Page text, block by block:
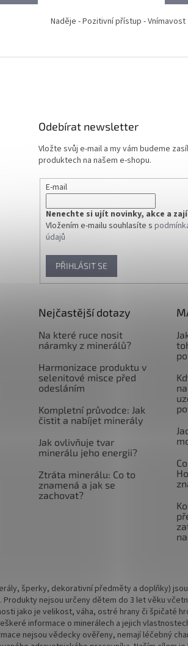
Naděje - Pozitivní přístup - Vnímavost
Odebírat newsletter
Vložte svůj e-mail a my vám budeme
produktech na našem e-shopu.
E-mail
Nenechte si ujít novinky, akce a
Vložením e-mailu souhlasíte s
údajů
PŘIHLÁSIT SE
Nejčastější dotazy
Na které ruce nosit
náramky z minerálů?
Harmonizace produktu v
selenitové misce před
odesláním
Kompletní průvodce: Jak
čistit a nabíjet minerály
Jak ovlivňuje tvar
minerálu jeho energii?
Ztráta minerálu: Co to
znamená a jak se
zachovat?
šperky, dekorativní předměty a doplňky)
Produkty nejsou určeny dětem do 3 let věku
jako je velikost, váha, ostré hrany či špičaté
informace o minerálech a jejich
nejsou vědecky ověřeny, nemají léčebný